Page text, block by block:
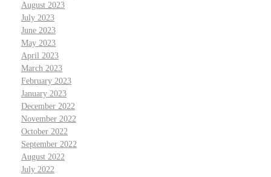
August 2023
July 2023
June 2023
May 2023
April 2023
March 2023
February 2023
January 2023
December 2022
November 2022
October 2022
September 2022
August 2022
July 2022